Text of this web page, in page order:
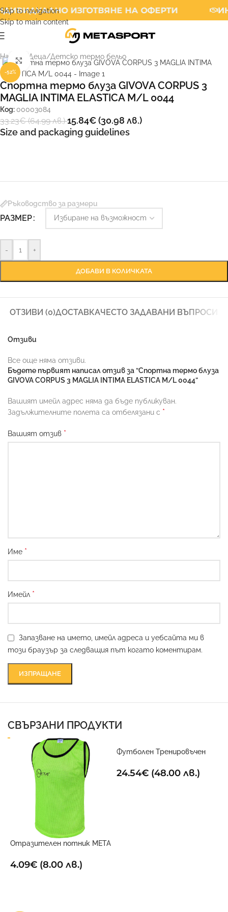
Skip to navigation
Skip to main content
ИЗГОТВЯНЕ НА ОФЕРТИ
Начало Деца/Детско термо бельо
-52%
Увеличи
Спортна термо блуза GIVOVA CORPUS 3
MAGLIA INTIMA ELASTICA M/L 0044
Код: 00003084
33.23€(64.99 лв.)15.84€(30.98 лв.)
Size and packaging guidelines
Ръководство за размери
РАЗМЕР
- +
ДОБАВИ В КОЛИЧКАТА
ОТЗИВИ (0)ДОСТАВКАЧЕСТО ЗАДАВАНИ ВЪПРОСИ
Отзиви
Все още няма отзиви.
Бъдете първият написал отзив за “Спортна термо блуза
GIVOVA CORPUS 3 MAGLIA INTIMA ELASTICA M/L 0044”
Вашият имейл адрес няма да бъде публикуван.
Задължителните полета са отбелязани с *
Вашият отзив *
Име *
Имейл *
Запазване на името, имейл адреса и уебсайта ми в
този браузър за следващия път когато коментирам.
СВЪРЗАНИ ПРОДУКТИ
Отразителен потник META
4.09€ (8.00 лв.)
Футболен Тренировъчен
24.54€(48.00 лв.)